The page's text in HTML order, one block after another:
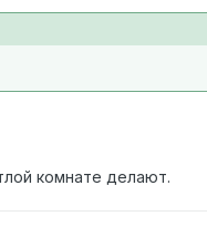
комнате делают.